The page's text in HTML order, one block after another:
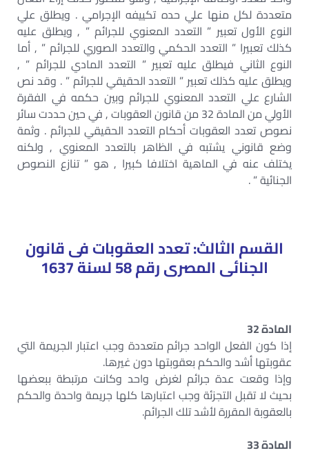
متعددة لكل منها علي حده تكييفه الإجرامي . ويطلق علي
النوع الأول تعبير ” التعدد المعنوي للجرائم ” , ويطلق عليه
كذلك تعبيرا ” التعدد الحكمي والتعدد الصوري للجرائم ” , أما
النوع الثاني فيطلق عليه تعبير ” التعدد المادي للجرائم ” ,
ويطلق عليه كذلك تعبير ” التعدد الحقيقي للجرائم ” . وقد نص
الشارع علي التعدد المعنوي للجرائم وبين حكمه في الفقرة
الأولي من المادة 32 من قانون العقوبات , في حين حددت سائر
نصوص تعدد العقوبات أحكام التعدد الحقيقي للجرائم . وثمة
وضع قانوني يشتبه في الظاهر بالتعدد المعنوي , ولكنه
يختلف عنه في الماهية اختلافا كبيرا , هو ” تنازع النصوص
الجنائية ” .
القسم الثالث: تعدد العقوبات فى قانون
الجنائى المصرى رقم 58 لسنة 1637
المادة 32
إذا كون الفعل الواحد جرائم متعددة وجب اعتبار الجريمة التي
عقوبتها أشد والحكم بعقوبتها دون غيرها.
وإذا وقعت عدة جرائم لغرض واحد وكانت مرتبطة ببعضها
بحيث لا تقبل التجزئة وجب اعتبارها كلها جريمة واحدة والحكم
بالعقوبة المقررة لأشد تلك الجرائم.
المادة 33